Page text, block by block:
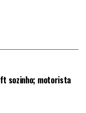
sozinho; motorista